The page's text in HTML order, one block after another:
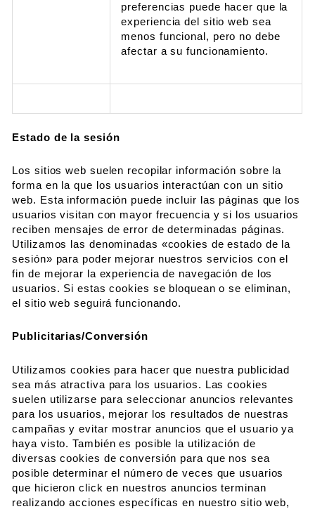
preferencias puede hacer que la
experiencia del sitio web sea
menos funcional, pero no debe
afectar a su funcionamiento.
Estado de la sesión
Los sitios web suelen recopilar información sobre la
forma en la que los usuarios interactúan con un sitio
web. Esta información puede incluir las páginas que los
usuarios visitan con mayor frecuencia y si los usuarios
reciben mensajes de error de determinadas páginas.
Utilizamos las denominadas «cookies de estado de la
sesión» para poder mejorar nuestros servicios con el
fin de mejorar la experiencia de navegación de los
usuarios. Si estas cookies se bloquean o se eliminan,
el sitio web seguirá funcionando.
Publicitarias/Conversión
Utilizamos cookies para hacer que nuestra publicidad
sea más atractiva para los usuarios. Las cookies
suelen utilizarse para seleccionar anuncios relevantes
para los usuarios, mejorar los resultados de nuestras
campañas y evitar mostrar anuncios que el usuario ya
haya visto. También es posible la utilización de
diversas cookies de conversión para que nos sea
posible determinar el número de veces que usuarios
que hicieron click en nuestros anuncios terminan
realizando acciones específicas en nuestro sitio web,